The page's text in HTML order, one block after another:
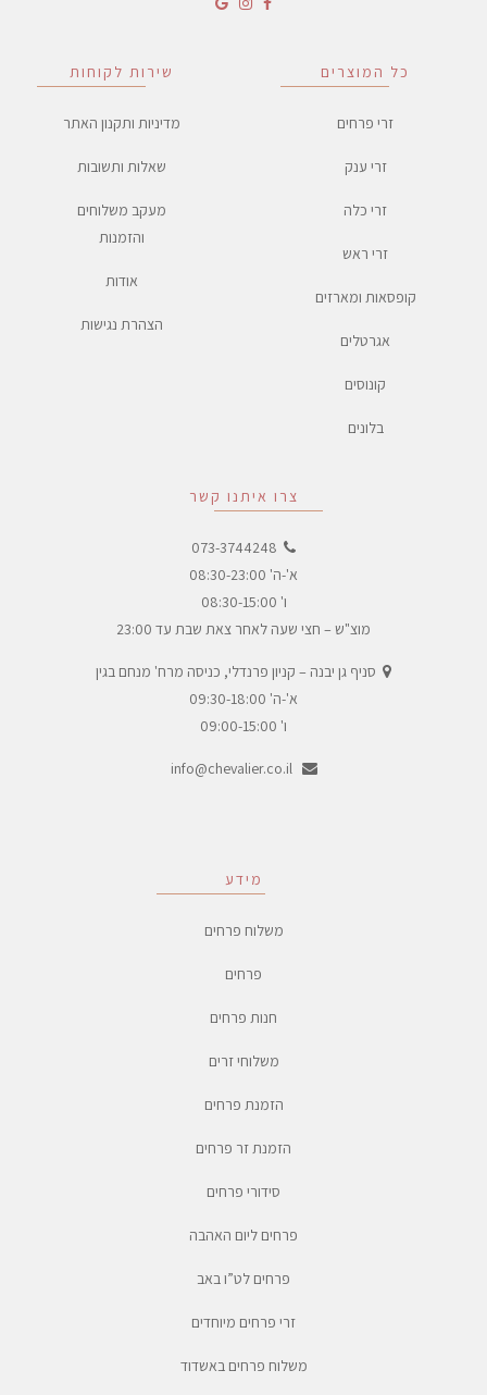
מידע
משלוח פרחים
פרחים
חנות פרחים
משלוחי זרים
הזמנת פרחים
הזמנת זר פרחים
סידורי פרחים
פרחים ליום האהבה
פרחים לט”ו באב
זרי פרחים מיוחדים
משלוח פרחים באשדוד
צרו איתנו קשר
073-3744248
א'-ה' 08:30-23:00
ו' 08:30-15:00
מוצ"ש – חצי שעה לאחר צאת שבת עד 23:00
סניף גן יבנה – קניון פרנדלי, כניסה מרח' מנחם בגין
א'-ה' 09:30-18:00
ו' 09:00-15:00
info@chevalier.co.il
כל המוצרים
זרי פרחים
זרי ענק
זרי כלה
זרי ראש
קופסאות ומארזים
אגרטלים
קונוסים
בלונים
שירות לקוחות
מדיניות ותקנון האתר
שאלות ותשובות
מעקב משלוחים
והזמנות
אודות
הצהרת נגישות